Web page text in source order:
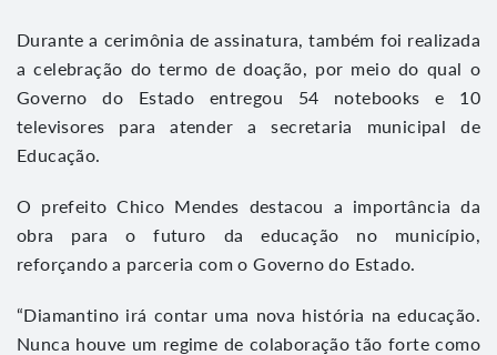
Durante a cerimônia de assinatura, também foi realizada
a celebração do termo de doação, por meio do qual o
Governo do Estado entregou 54 notebooks e 10
televisores para atender a secretaria municipal de
Educação.
O prefeito Chico Mendes destacou a importância da
obra para o futuro da educação no município,
reforçando a parceria com o Governo do Estado.
“Diamantino irá contar uma nova história na educação.
Nunca houve um regime de colaboração tão forte como